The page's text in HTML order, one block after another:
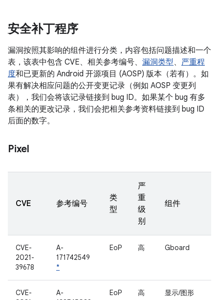
安全补丁程序
漏洞按照其影响的组件进行分类，内容包括问题描述和一个
表，该表中包含 CVE、相关参考编号、 漏洞类型、 严重程
度和已更新的 Android 开源项目 (AOSP) 版本（若有）。如
果有解决相应问题的公开变更记录（例如 AOSP 变更列
表），我们会将该记录链接到 bug ID。如果某个 bug 有多
条相关的更改记录，我们会把相关参考资料链接到 bug ID
后面的数字。
Pixel
CVE 参考编号
类
型
严
重
级
别
组件
CVE-
2021-
39678
A-
171742549
*
EoP 高 Gboard
CVE-
A-
EoP 高 显示/图形